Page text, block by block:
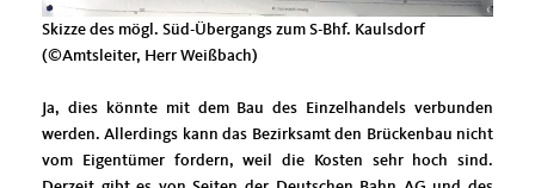
Skizze des mögl. Süd-Übergangs zum S-Bhf. Kaulsdorf
(©Amtsleiter, Herr Weißbach)
Ja, dies könnte mit dem Bau des Einzelhandels verbunden
werden. Allerdings kann das Bezirksamt den Brückenbau nicht
vom Eigentümer fordern, weil die Kosten sehr hoch sind.